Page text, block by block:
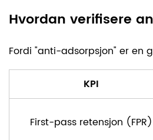
Hvordan verifisere
Fordi "anti-adsorpsjon" er en
KPI
First-pass retensjon (FPR)